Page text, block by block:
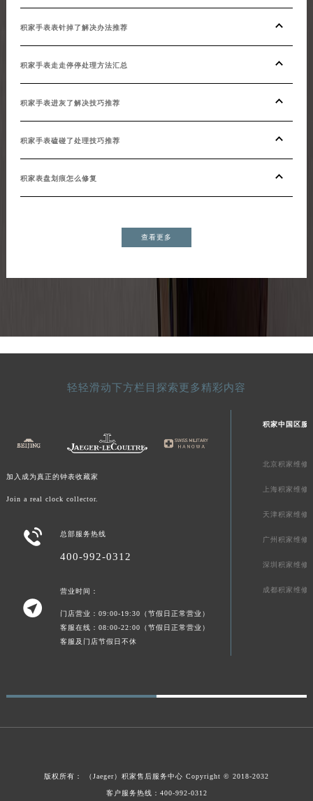
积家手表表针掉了解决办法推荐
积家手表走走停停处理方法汇总
积家手表进灰了解决技巧推荐
积家手表磕碰了处理技巧推荐
积家表盘划痕怎么修复
查看更多
轻轻滑动下方栏目探索更多精彩内容
加入成为真正的钟表收藏家
Join a real clock collector.
 总部服务热线
400-992-0312

营业时间：
门店营业：09:00-19:30（节假日正常营业）
客服在线：08:00-22:00（节假日正常营业）
客服及门店节假日不休
积家中国区服
北京积家维修
上海积家维修
天津积家维修
广州积家维修
深圳积家维修
成都积家维修
版权所有： （Jaeger） 积家售后服务中心 Copyright © 2018-2032
客户服务热线：400-992-0312